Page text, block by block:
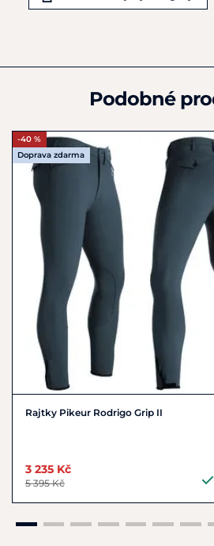
Německo
Podobné
-40 %
Doprava zdarma
Rajtky Pikeur Rodrigo Grip II
3 235 Kč
5 395 Kč